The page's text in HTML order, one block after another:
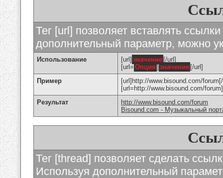
Тег [url] позволяет вставлять
дополнительный параметр, можно
Использование [url] значение [/url]
[url= Опция ] значение [/url]
Пример
[url]http://www.bisound.com/
[url=http://www.bisound.com/
Результат
http://www.bisound.com/forum
Bisound.com - Музыкальный
Тег [thread] позволяет сделать
Используя дополнительный